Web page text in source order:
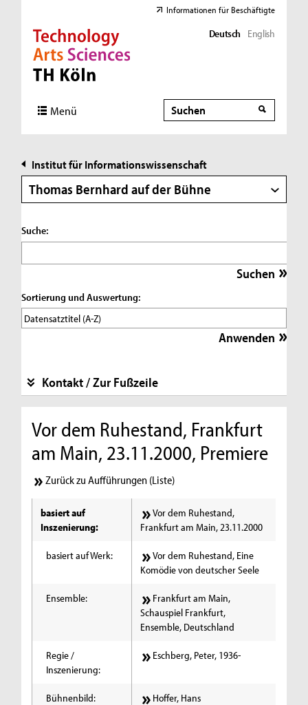
Direkt zur Hauptnavigation
Direkt zur Subnavigation
Direkt zum Inhalt
Direkt zum Fußbereich
Informationen für Beschäftigte
Deutsch English
Menü Suche
Suche
Institut für Informationswissenschaft
Thomas Bernhard auf der Bühne
Suche:
Sortierung und Auswertung:
Kontakt / Zur Fußzeile
Vor dem Ruhestand, Frankfurt
am Main, 23.11.2000, Premiere
Zurück zu Aufführungen (Liste)
basiert auf
Inszenierung:
Vor dem Ruhestand,
Frankfurt am Main, 23.11.2000
basiert auf Werk:
Vor dem Ruhestand, Eine
Komödie von deutscher Seele
Ensemble:
Frankfurt am Main,
Schauspiel Frankfurt,
Ensemble, Deutschland
Regie /
Inszenierung:
Eschberg, Peter, 1936-
Bühnenbild: Hoffer, Hans